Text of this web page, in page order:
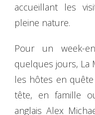
accueillant les
pleine nature.
Pour un week-
quelques jours, La
les hôtes en
tête, en famille
anglais Alex